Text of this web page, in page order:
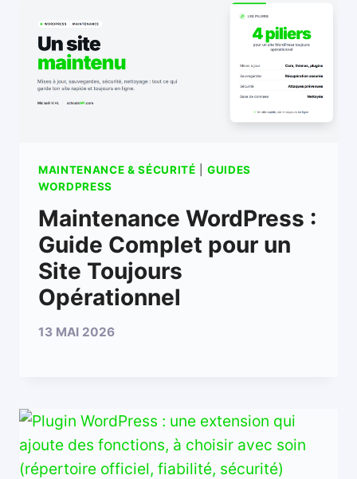
MAINTENANCE & SÉCURITÉ
GUIDES
WORDPRESS
Maintenance WordPress :
Guide Complet pour un
Site Toujours
Opérationnel
13 MAI 2026